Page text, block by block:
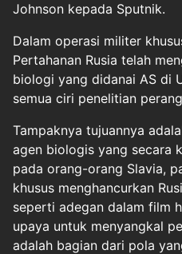
Johnson kepada Sputnik.
Dalam operasi militer
Pertahanan Rusia telah
biologi yang didanai AS di
semua ciri penelitian
Tampaknya tujuannya
agen biologis yang secara
pada orang-orang Slavia,
khusus menghancurkan
seperti adegan dalam film
upaya untuk menyangkal
adalah bagian dari pola